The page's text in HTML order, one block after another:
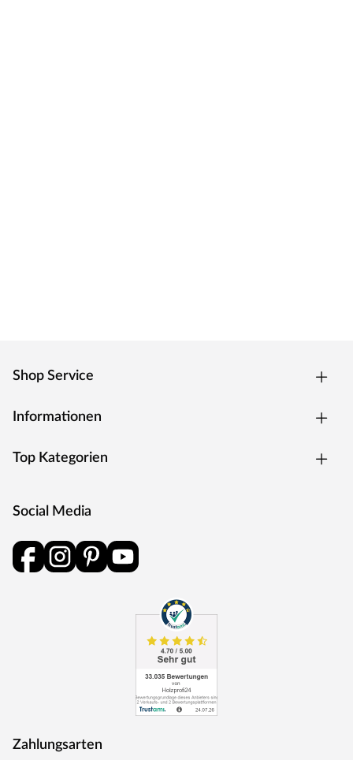
Shop Service
Informationen
Top Kategorien
Social Media
Zahlungsarten